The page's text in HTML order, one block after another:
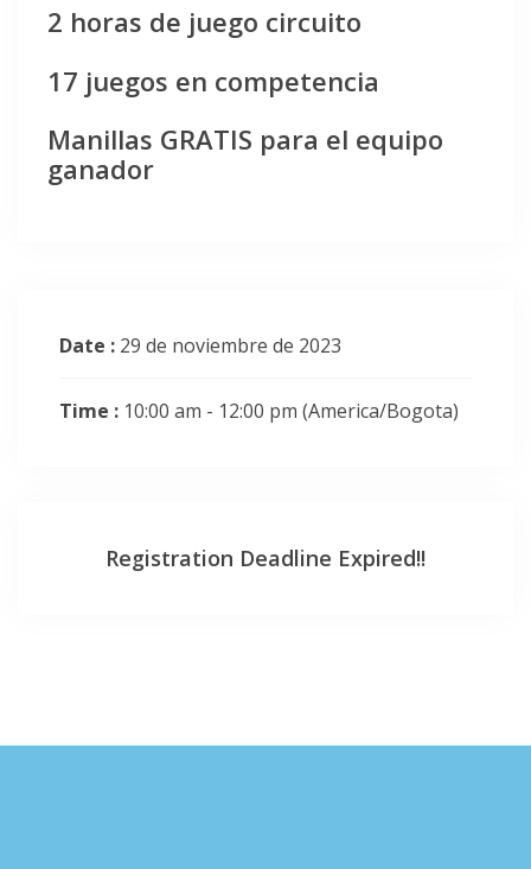
2 horas de juego circuito
17 juegos en competencia
Manillas GRATIS para el equipo
ganador
Date : 29 de noviembre de 2023
Time : 10:00 am - 12:00 pm (America/Bogota)
Registration Deadline Expired!!